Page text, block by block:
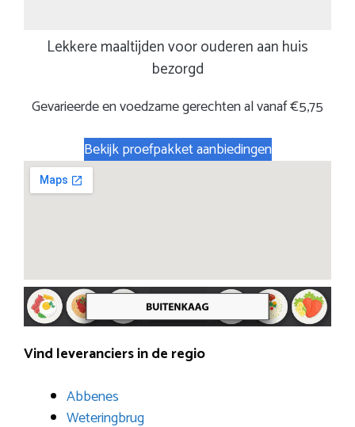
Lekkere maaltijden voor ouderen aan huis
bezorgd
Gevarieerde en voedzame gerechten al vanaf €5,75
Bekijk proefpakket aanbiedingen
Vind leveranciers in de regio
Abbenes
Weteringbrug